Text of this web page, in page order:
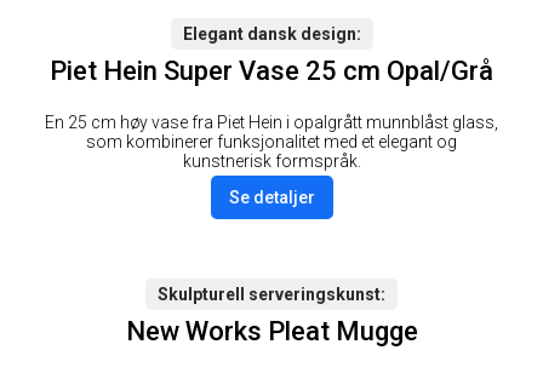
Elegant dansk design
Piet Hein Super Vase 25 cm Opal/Grå
En 25 cm høy vase fra Piet Hein i opalgrått munnblåst glass,
som kombinerer funksjonalitet med et elegant og
kunstnerisk formspråk.
Se detaljer
Skulpturell serveringskunst
New Works Pleat Mugge